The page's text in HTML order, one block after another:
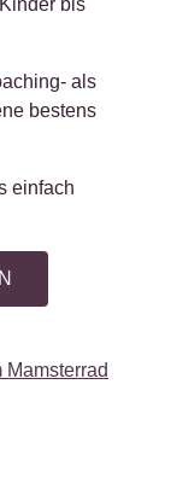
als
bestens
einfach
Mamsterrad